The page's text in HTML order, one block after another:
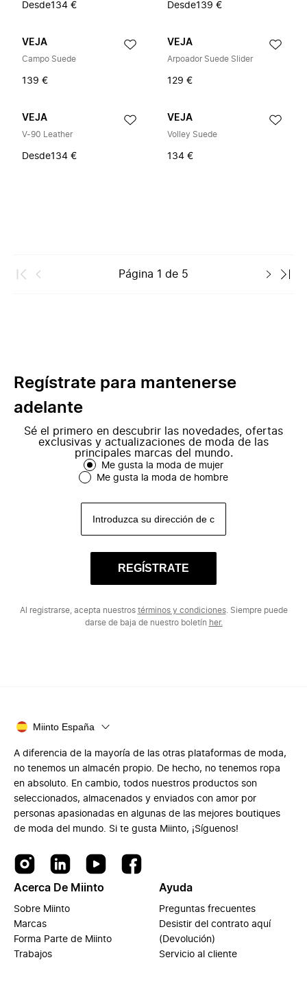
Desde134 € Desde139 €
VEJA
Campo Suede
139 €
VEJA
Arpoador Suede Slider
129 €
VEJA
V-90 Leather
Desde134 €
VEJA
Volley Suede
134 €
Página 1 de 5
Regístrate para mantenerse
adelante
Sé el primero en descubrir las novedades, ofertas
exclusivas y actualizaciones de moda de las
principales marcas del mundo.
Me gusta la moda de mujer
Me gusta la moda de hombre
REGÍSTRATE
Al registrarse, acepta nuestros términos y condiciones. Siempre puede
darse de baja de nuestro boletín her.
Miinto España
A diferencia de la mayoría de las otras plataformas de moda,
no tenemos un almacén propio. De hecho, no tenemos ropa
en absoluto. En cambio, todos nuestros productos son
seleccionados, almacenados y enviados con amor por
personas apasionadas en algunas de las mejores boutiques
de moda del mundo. Si te gusta Miinto, ¡Síguenos!
Acerca De Miinto
Sobre Miinto
Marcas
Forma Parte de Miinto
Trabajos
Ayuda
Preguntas frecuentes
Desistir del contrato aquí
(Devolución)
Servicio al cliente